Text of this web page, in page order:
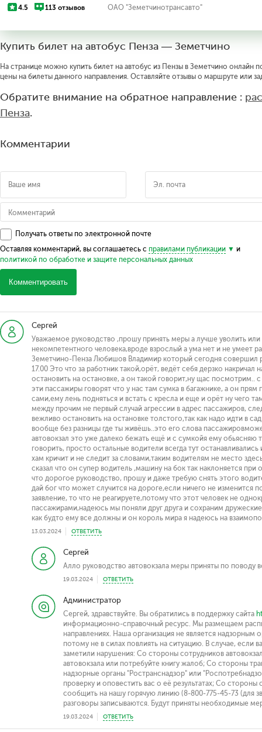
4.5 113 отзывов ОАО "Земетчинотрансавто"
Купить билет на автобус Пенза — Земетчино
На странице можно купить билет на автобус из Пензы в Земетчино онлайн
цены на билеты данного направления. Оставляйте отзывы о маршруте или
Обратите внимание на обратное направление :
Пенза.
Комментарии
Получать ответы по электронной почте
Оставляя комментарий, вы соглашаетесь с правилами публикации
и
политикой по обработке и защите персональных данных
Комментировать
Сергей
Уважаемое руководство ,прошу принять меры а лучше уволить
некомпетентного человека,вроде взрослый а ума нет и не умеет
Земетчино-Пенза Любишов Владимир который сегодня совершил
17.00 Это что за работник такой,орёт, ведёт себя дерзко
остановить на остановке, а он такой говорит,ну щас посмотрим..
эти пассажиры говорят что у нас там сумка в багажнике, а он прям
сами,ему лень подняться и встать с кресла и еще и орёт ну чего
между прочим не первый случай агрессии в адрес пассажиров,
вежливо остановить на остановке толстого,так как надо идти в
вообще без разницы где ты живёшь..это его слова
автовокзал это уже далеко бежать ещё и с сумкойя ему обьясняю
говорить, просто остальные водители всегда тут
хам кричит и не следит за словами,таким водителям не место
сказал что он супер водитель ,машину на бок так наклоняется
что дорогое руководство, прошу и даже требую снять этого
дай бог что может случится на дороге,если ничего не изменится
заявление, то что не реагируете,потому что этот человек не
пассажирами,надеюсь мы поняли друг друга и сохраним
как будто ему все должны и он король мира я надеюсь на
13.03.2024 ОТВЕТИТЬ
Сергей
Алло руководство автовокзала меры приняты по поводу
19.03.2024 ОТВЕТИТЬ
Администратор
Сергей, здравствуйте. Вы обратились в поддержку сайта
информационно-справочный ресурс. Мы размещаем
направлениях. Наша организация не является
потому не в силах повлиять на ситуацию. В случае, если
заметили нарушения: Со стороны сотрудников
автовокзала или потребуйте книгу жалоб; Со стороны
надзорные органы "Ространснадзор" или
проверку и оповестить вас о её результатах; Со
сообщить на нашу горячую линию (8-800-775-45-73 (для
разговоры записываются. Будут приняты необходимые
19.03.2024 ОТВЕТИТЬ